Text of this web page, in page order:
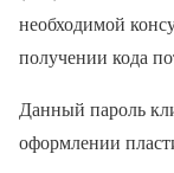
необходимой
получении кода
Данный пароль
оформлении